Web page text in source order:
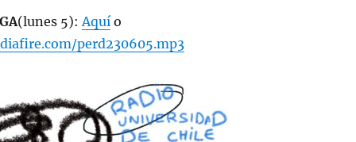
(lunes 5):Aquío
perd230605.mp3